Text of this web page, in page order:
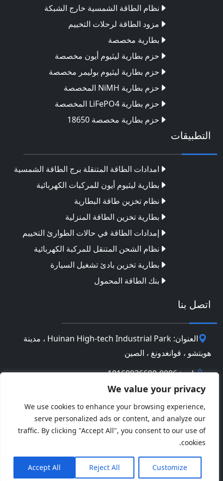
We value your privacy
We use cookies to enhance your browsing experience,
serve personalized ads or content, and analyze our
traffic. By clicking "Accept All", you consent to our use of
cookies.
Customize
Reject All
Accept All
نظام الطاقة الشمسية خارج الشبكة
مزود الطاقة لرحلات التخييم
بطارية مخصصة
حزم بطارية ليثيوم أيون مخصصة
حزم بطارية ليثيوم بوليمر مخصصة
حزم بطارية NiMH المخصصة
حزم بطارية LiFePO4 المخصصة
حزم بطارية مخصصة 18650
التطبيقات
امدادات الطاقة المتنقلة برج الطاقة الشمسية
بطارية ليثيوم أيون للمركبات الكهربائية
نظام تخزين طاقة البطارية
بطارية تخزين الطاقة المنزلية
إمدادات الطاقة في حالات الطوارئ التخييم
نظام الشحن المتنقل للمركبة الكهربائية
بطارية تخزين بادئ تشغيل السيارة
بنك الطاقة المحمول
اتصل بنا
العنوان: Huinan High-tech Industrial Park ، مدينة
هويتشو ، قوانغدونغ ، الصين
هاتف: 0086-18169936698
info@jbbatterychina.com
سياسة الخصوصية
Limited. كل الحقوق محفوظة.
LinkedInWhatsApp نشر